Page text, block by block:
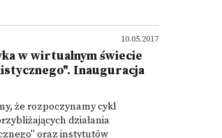
10.05.2017
w wirtualnym świecie
Inauguracja
że rozpoczynamy cykl
działania
oraz instytutów